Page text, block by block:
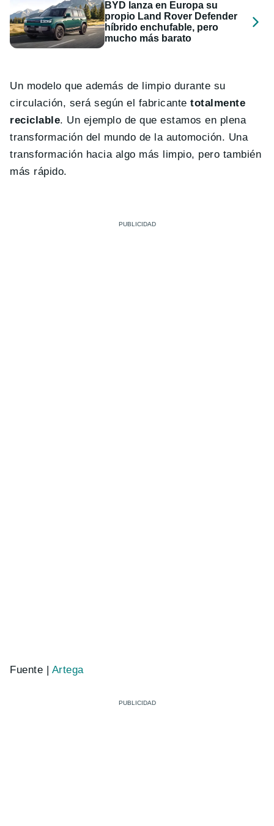
BYD lanza en Europa su
propio Land Rover Defender
híbrido enchufable, pero
mucho más barato
Un modelo que además de limpio durante su
circulación, será según el fabricantetotalmente
reciclable. Un ejemplo de que estamos en plena
transformación del mundo de la automoción. Una
transformación hacia algo más limpio, pero también
más rápido.
Fuente | Artega